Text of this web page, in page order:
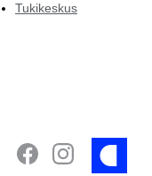
Tukikeskus